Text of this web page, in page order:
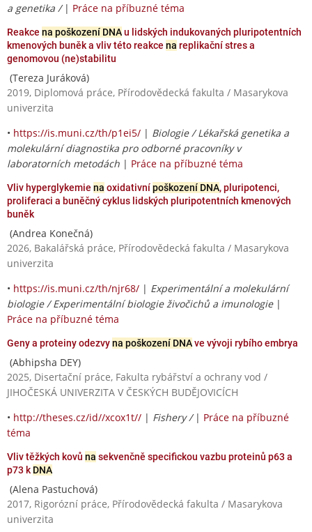
a genetika / | Práce na příbuzné téma
Reakce na poškození DNAu lidských indukovaných pluripotentních
kmenových buněk a vliv této reakce na replikační stres a
genomovou (ne)stabilitu
(Tereza Juráková)
2019, Diplomová práce, Přírodovědecká fakulta / Masarykova
univerzita
• https://is.muni.cz/th/p1ei5/ | Biologie / Lékařská genetika a
molekulární diagnostika pro odborné pracovníky v
laboratorních metodách | Práce na příbuzné téma
Vliv hyperglykemie na oxidativnípoškození DNA, pluripotenci,
proliferaci a buněčný cyklus lidských pluripotentních kmenových
buněk
(Andrea Konečná)
2026, Bakalářská práce, Přírodovědecká fakulta / Masarykova
univerzita
• https://is.muni.cz/th/njr68/ | Experimentální a molekulární
biologie / Experimentální biologie živočichů a imunologie|
Práce na příbuzné téma
Geny a proteiny odezvyna poškození DNAve vývoji rybího embrya
(Abhipsha DEY)
2025, Disertační práce, Fakulta rybářství a ochrany vod /
JIHOČESKÁ UNIVERZITA V ČESKÝCH BUDĚJOVICÍCH
• http://theses.cz/id//xcox1t// | Fishery / | Práce na příbuzné
téma
Vliv těžkých kovů na sekvenčně specifickou vazbu proteinů p63 a
p73 k DNA
(Alena Pastuchová)
2017, Rigorózní práce, Přírodovědecká fakulta / Masarykova
univerzita